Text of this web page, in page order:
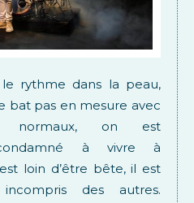
rythme dans la peau,
bat pas en mesure avec
normaux, on est
à vivre à
loin d’être bête, il est
des autres.